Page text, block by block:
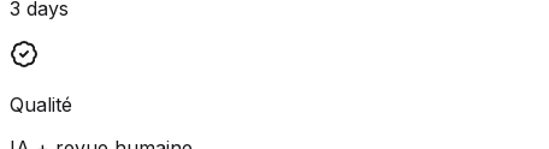
3 days
Qualité